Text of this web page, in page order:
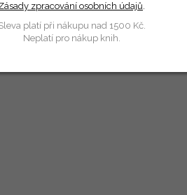
zpracování osobních údajů.
platí při nákupu nad 1500 Kč.
Neplatí pro nákup knih.